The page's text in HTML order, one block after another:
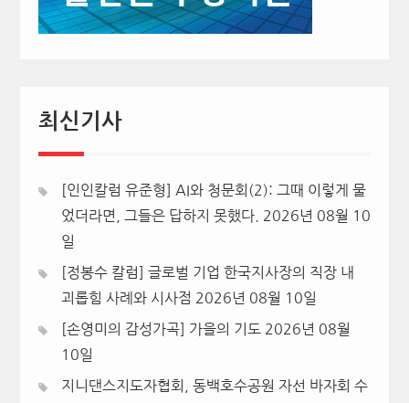
최신기사
[인인칼럼 유준형] AI와 청문회(2): 그때 이렇게 물
었더라면, 그들은 답하지 못했다.
2026년 08월 10
일
[정봉수 칼럼] 글로벌 기업 한국지사장의 직장 내
괴롭힘 사례와 시사점 2026년 08월 10일
[손영미의 감성가곡] 가을의 기도 2026년 08월
10일
지니댄스지도자협회, 동백호수공원 자선 바자회 수